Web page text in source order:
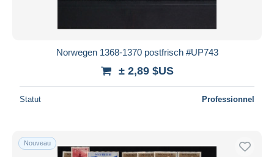
Norwegen 1368-1370 postfrisch #UP743
± 2,89 $US
Statut Professionnel
Nouveau